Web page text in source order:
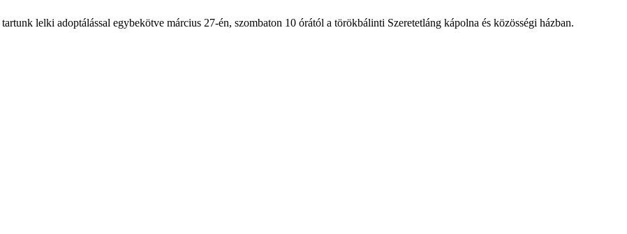
lelki adoptálással egybekötve március 27-én, szombaton 10 órától a törökbálinti Szeretetláng kápolna és közösségi házban.